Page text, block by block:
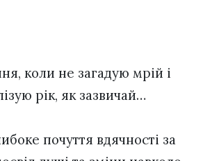
коли не загадую мрій і
рік, як зазвичай…
почуття вдячності за